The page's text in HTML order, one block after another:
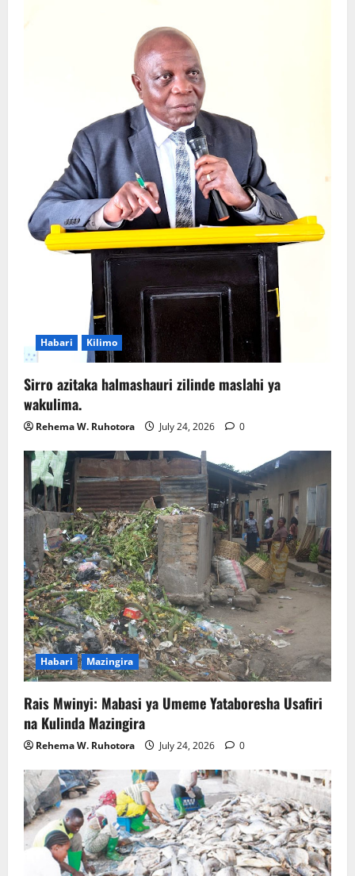
Habari Kilimo
Sirro azitaka halmashauri zilinde maslahi ya
wakulima.
Rehema W. Ruhotora July 24, 2026 0
Habari Mazingira
Rais Mwinyi: Mabasi ya Umeme Yataboresha Usafiri
na Kulinda Mazingira
Rehema W. Ruhotora July 24, 2026 0